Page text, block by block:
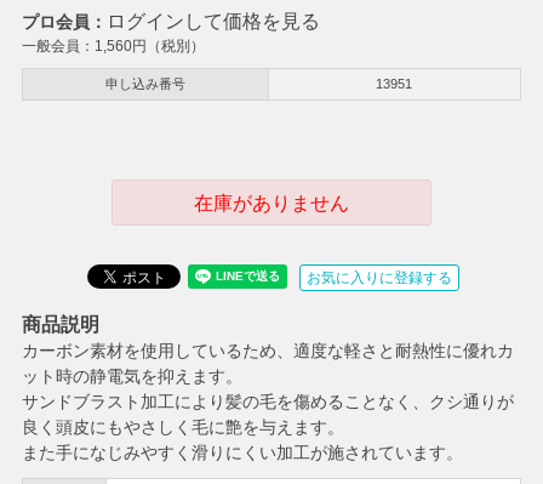
プロ会員： ログインして価格を見る
一般会員： 1,560円（税別）
申し込み番号 13951
在庫がありません
お気に入りに登録する
商品説明
カーボン素材を使用しているため、適度な軽さと耐熱性に優れカ
ット時の静電気を抑えます。
サンドブラスト加工により髪の毛を傷めることなく、クシ通りが
良く頭皮にもやさしく毛に艶を与えます。
また手になじみやすく滑りにくい加工が施されています。